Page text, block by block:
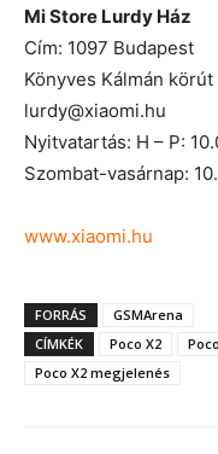
Mi Store Lurdy Ház
Cím: 1097 Budapest
Könyves Kálmán körút
lurdy@xiaomi.hu
Nyitvatartás: H – P:
Szombat-vasárnap:
www.xiaomi.hu
FORRÁS
GSMArena
CÍMKÉK
Poco X2
Poco X2 megjelenés